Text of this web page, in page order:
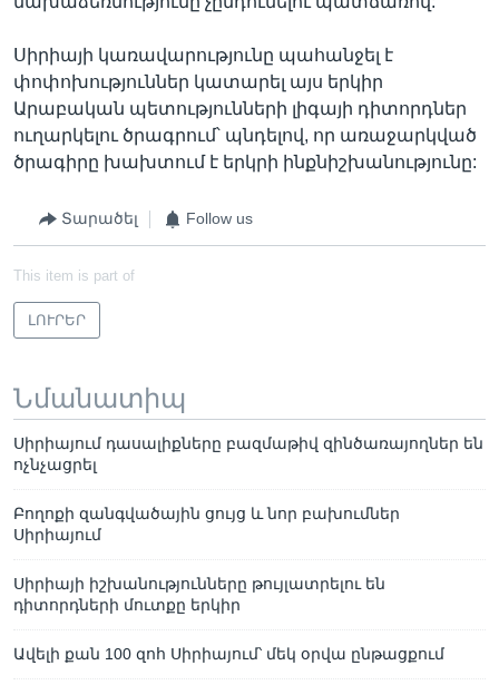
Սիրիայի կառավարությունը պահանջել է
փոփոխություններ կատարել այս երկիր
Արաբական պետությունների լիգայի դիտորդներ
ուղարկելու ծրագրում՝ պնդելով, որ առաջարկված
ծրագիրը խախտում է երկրի ինքնիշխանությունը:
Տարածել Follow us
This item is part of
ԼՈՒՐԵՐ
Նմանատիպ
Սիրիայում դասալիքները բազմաթիվ զինծառայողներ են
ոչնչացրել
Բողոքի զանգվածային ցույց և նոր բախումներ
Սիրիայում
Սիրիայի իշխանությունները թույլատրելու են
դիտորդների մուտքը երկիր
Ավելի քան 100 զոհ Սիրիայում՝ մեկ օրվա ընթացքում